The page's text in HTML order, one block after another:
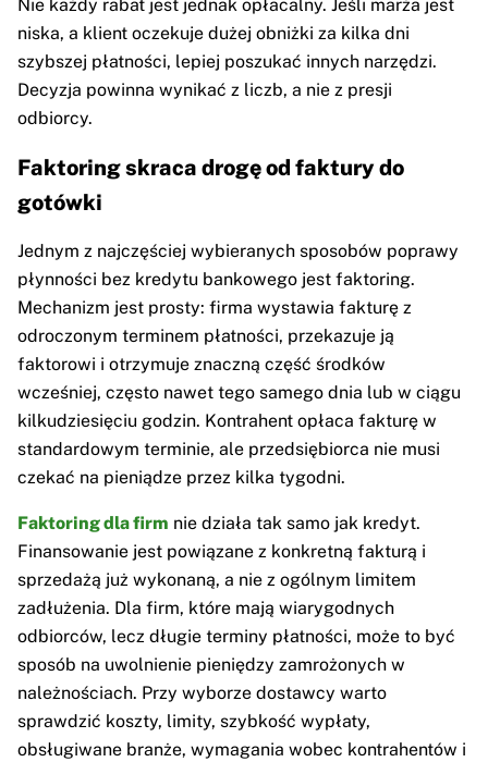
Nie każdy rabat jest jednak opłacalny. Jeśli marża jest
niska, a klient oczekuje dużej obniżki za kilka dni
szybszej płatności, lepiej poszukać innych narzędzi.
Decyzja powinna wynikać z liczb, a nie z presji
odbiorcy.
Faktoring skraca drogę od faktury do
gotówki
Jednym z najczęściej wybieranych sposobów poprawy
płynności bez kredytu bankowego jest faktoring.
Mechanizm jest prosty: firma wystawia fakturę z
odroczonym terminem płatności, przekazuje ją
faktorowi i otrzymuje znaczną część środków
wcześniej, często nawet tego samego dnia lub w ciągu
kilkudziesięciu godzin. Kontrahent opłaca fakturę w
standardowym terminie, ale przedsiębiorca nie musi
czekać na pieniądze przez kilka tygodni.
Faktoring dla firm nie działa tak samo jak kredyt.
Finansowanie jest powiązane z konkretną fakturą i
sprzedażą już wykonaną, a nie z ogólnym limitem
zadłużenia. Dla firm, które mają wiarygodnych
odbiorców, lecz długie terminy płatności, może to być
sposób na uwolnienie pieniędzy zamrożonych w
należnościach. Przy wyborze dostawcy warto
sprawdzić koszty, limity, szybkość wypłaty,
obsługiwane branże, wymagania wobec kontrahentów i